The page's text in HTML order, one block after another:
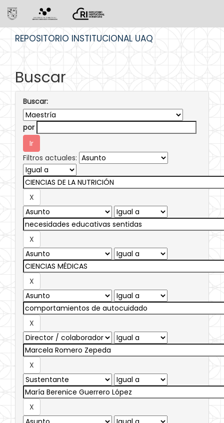
REPOSITORIO INSTITUCIONAL UAQ
Buscar
Buscar:
por
Filtros actuales: